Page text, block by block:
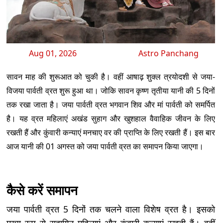
Aug 01, 2026 Astro Panchang
सावन माह की शुरूआत को चुकी है। वहीं आषाढ़ शुक्ल त्रयोदशी से जया-
विजया पार्वती व्रत शुरू हुआ था। जोकि सावन कृष्ण तृतीया यानी की 5 दिनों
तक रखा जाता है। जया पार्वती व्रत भगवान शिव और मां पार्वती को समर्पित
है। यह व्रत महिलाएं अखंड सुहाग और खुशहाल वैवाहिक जीवन के लिए
रखती हैं और कुंवारी कन्याएं मनचाए वर की प्राप्ति के लिए रखती हैं। इस बार
आज यानी की 01 अगस्त को जया पार्वती व्रत का समापन किया जाएगा।
कैसे करें समापन
जया पार्वती व्रत 5 दिनों तक चलने वाला विशेष व्रत है। इसको